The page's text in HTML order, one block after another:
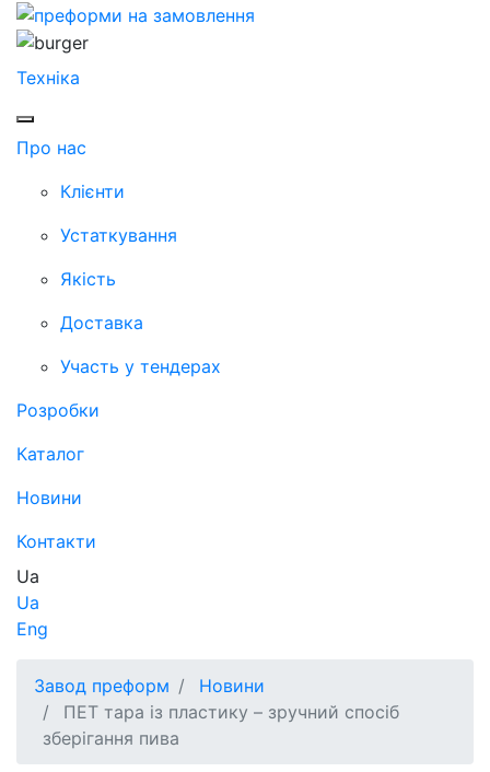
Техніка
Про нас
Клієнти
Устаткування
Якість
Доставка
Участь у тендерах
Розробки
Каталог
Новини
Контакти
Ua
Ua
Eng
Завод преформ
Новини
ПЕТ тара із пластику – зручний спосіб
зберігання пива